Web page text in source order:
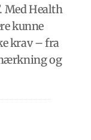
Med Health
kunne
krav – fra
og